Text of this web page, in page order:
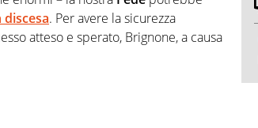
. Per avere la sicurezza
atteso e sperato, Brignone, a causa